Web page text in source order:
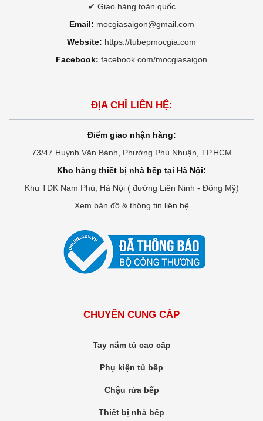
✔ Giao hàng toàn quốc
Email: mocgiasaigon@gmail.com
Website: https://tubepmocgia.com
Facebook: facebook.com/mocgiasaigon
ĐỊA CHỈ LIÊN HỆ:
Điểm giao nhận hàng:
73/47 Huỳnh Văn Bánh, Phường Phú Nhuận, TP.HCM
Kho hàng thiết bị nhà bếp tại Hà Nội:
Khu TDK Nam Phù, Hà Nội ( đường Liên Ninh - Đông Mỹ)
Xem bản đồ & thông tin liên hệ
CHUYÊN CUNG CẤP
Tay nắm tủ cao cấp
Phụ kiện tủ bếp
Chậu rửa bếp
Thiết bị nhà bếp